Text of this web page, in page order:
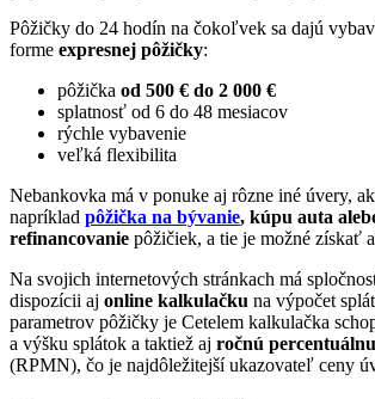
Pôžičky do 24 hodín na čokoľvek sa dajú
forme expresnej pôžičky:
pôžička od 500 € do 2 000 €
splatnosť od 6 do 48 mesiacov
rýchle vybavenie
veľká flexibilita
Nebankovka má v ponuke aj rôzne iné úvery,
napríklad pôžička na bývanie, kúpu auta
refinancovanie pôžičiek, a tie je možné získať
Na svojich internetových stránkach má
dispozícii aj online kalkulačku na výpočet
parametrov pôžičky je Cetelem kalkulačka
a výšku splátok a taktiež aj ročnú
(RPMN), čo je najdôležitejší ukazovateľ ceny